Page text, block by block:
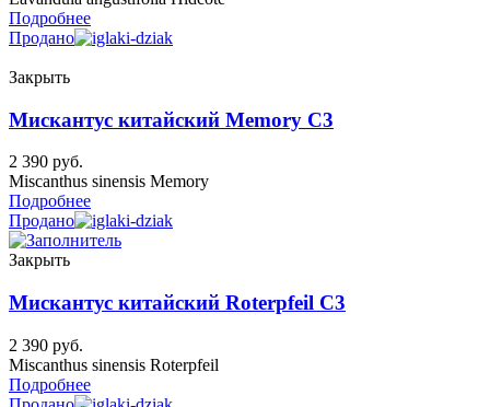
Подробнее
Продано
Закрыть
Мискантус китайский Memory C3
2 390 руб.
Miscanthus sinensis Memory
Подробнее
Продано
Закрыть
Мискантус китайский Roterpfeil C3
2 390 руб.
Miscanthus sinensis Roterpfeil
Подробнее